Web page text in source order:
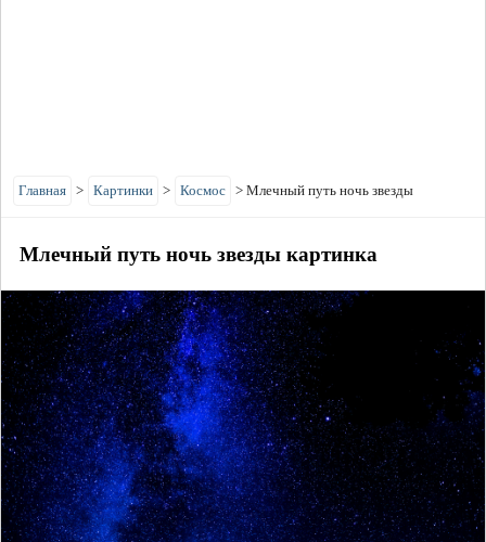
Главная > Картинки > Космос > Млечный путь ночь звезды
Млечный путь ночь звезды картинка